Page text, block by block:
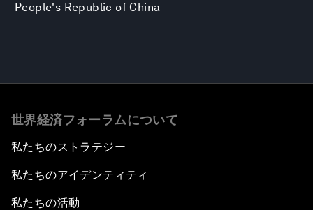
People's Republic of China
世界経済フォーラムについて
私たちのストラテジー
私たちのアイデンティティ
私たちの活動